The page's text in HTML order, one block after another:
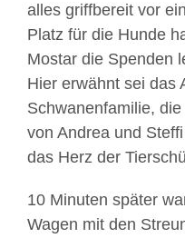
alles griffbereit vor
Platz für die Hunde
Mostar die Spenden
Hier erwähnt sei das
Schwanenfamilie,
von Andrea und
das Herz der
10 Minuten später
Wagen mit den